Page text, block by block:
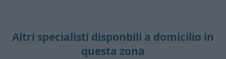
Altri specialisti disponbili a domicilio in
questa zona